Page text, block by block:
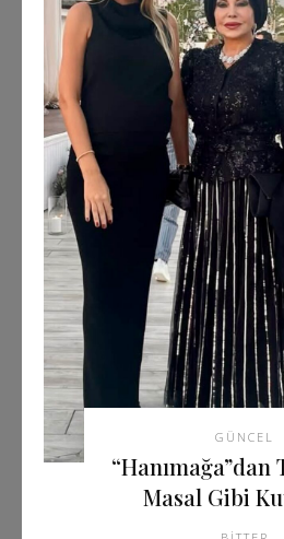
GÜNCEL
Masal Gibi